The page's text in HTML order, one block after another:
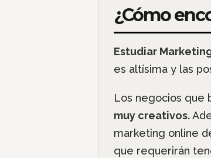
¿Cómo
Estudiar
es altísima y las
Los negocios que
muy creativos.
marketing online
que requerirán